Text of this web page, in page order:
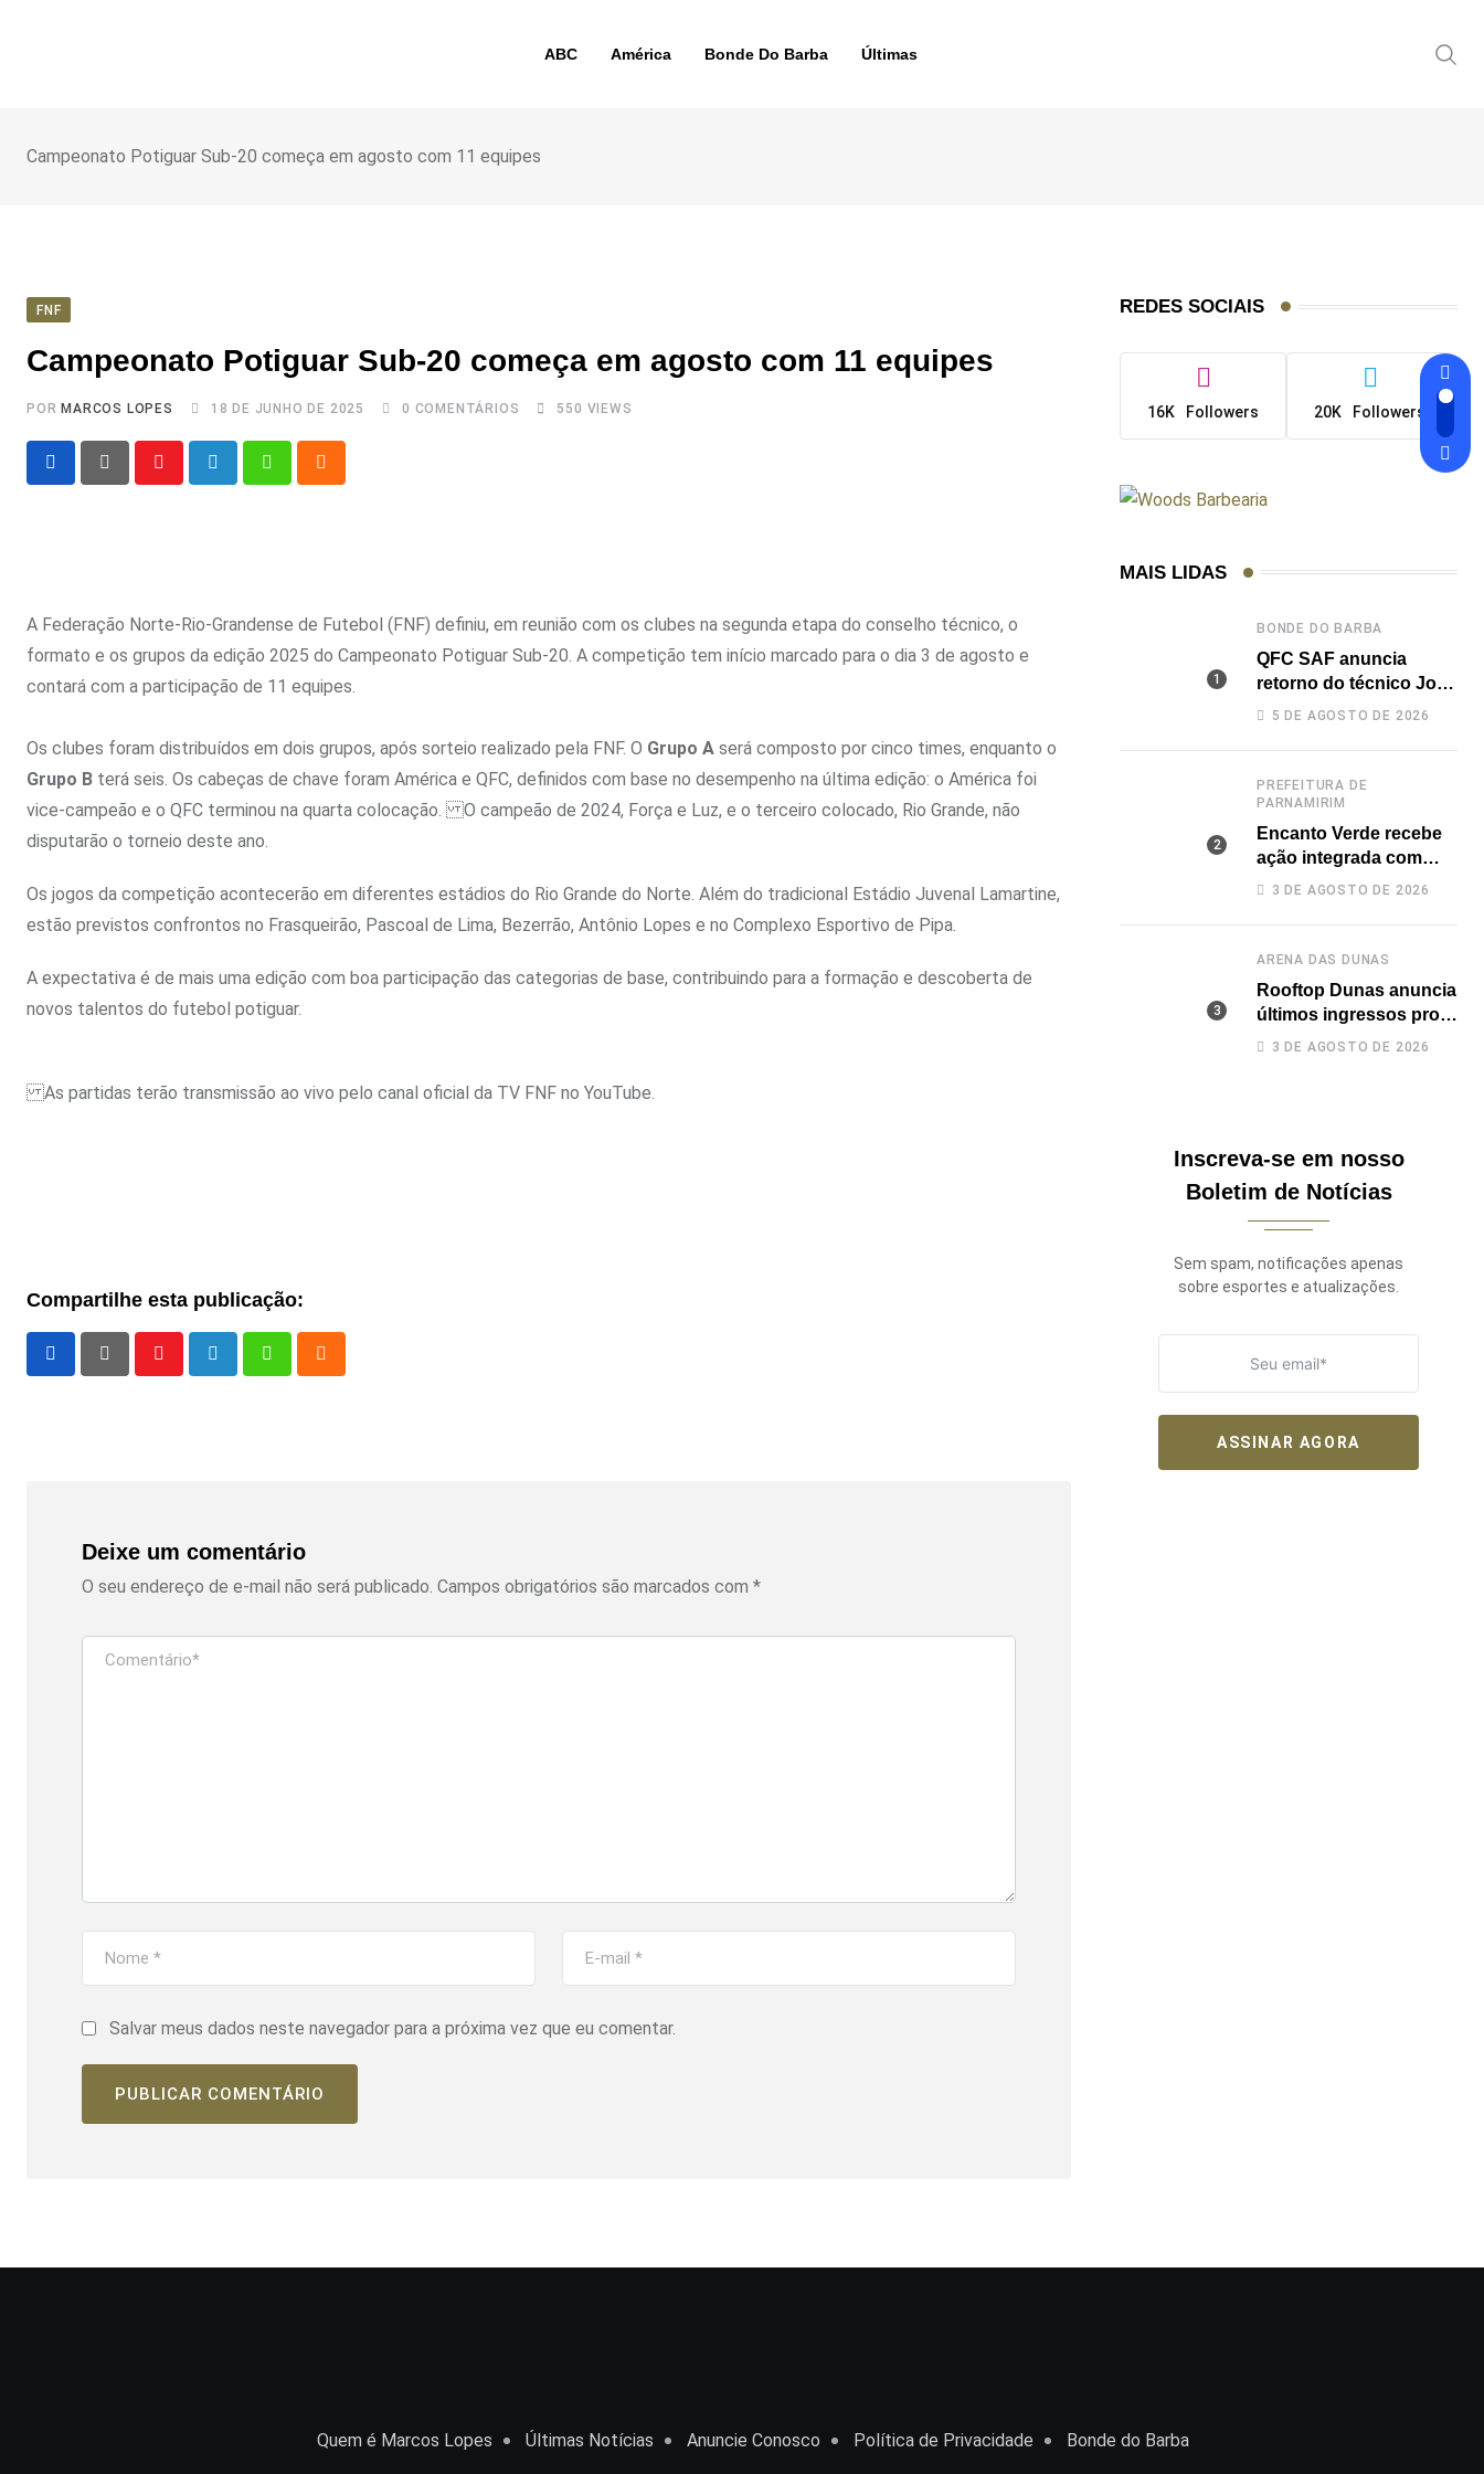
ABC América Bonde Do Barba Últimas
Campeonato Potiguar Sub-20 começa em agosto com 11 equipes
FNF
Campeonato Potiguar Sub-20 começa em agosto com 11 equipes
POR MARCOS LOPES 18 DE JUNHO DE 2025 0 COMENTÁRIOS 550 VIEWS
A Federação Norte-Rio-Grandense de Futebol (FNF) definiu, em reunião com os clubes na segunda etapa do conselho técnico, o
formato e os grupos da edição 2025 do Campeonato Potiguar Sub-20. A competição tem início marcado para o dia 3 de agosto e
contará com a participação de 11 equipes.
Os clubes foram distribuídos em dois grupos, após sorteio realizado pela FNF. O Grupo A será composto por cinco times, enquanto o
Grupo B terá seis. Os cabeças de chave foram América e QFC, definidos com base no desempenho na última edição: o América foi
vice-campeão e o QFC terminou na quarta colocação. O campeão de 2024, Força e Luz, e o terceiro colocado, Rio Grande, não
disputarão o torneio deste ano.
Os jogos da competição acontecerão em diferentes estádios do Rio Grande do Norte. Além do tradicional Estádio Juvenal Lamartine,
estão previstos confrontos no Frasqueirão, Pascoal de Lima, Bezerrão, Antônio Lopes e no Complexo Esportivo de Pipa.
A expectativa é de mais uma edição com boa participação das categorias de base, contribuindo para a formação e descoberta de
novos talentos do futebol potiguar.
As partidas terão transmissão ao vivo pelo canal oficial da TV FNF no YouTube.
Compartilhe esta publicação:
Deixe um comentário
O seu endereço de e-mail não será publicado. Campos obrigatórios são marcados com *
Salvar meus dados neste navegador para a próxima vez que eu comentar.
REDES SOCIAIS
16K Followers 20K Followers
MAIS LIDAS
BONDE DO BARBA
QFC SAF anuncia
retorno do técnico João
Paulo para a disputa da
Potiguar
5 DE AGOSTO DE 2026
PREFEITURA DE
PARNAMIRIM
Encanto Verde recebe
ação integrada com
diversos serviços
3 DE AGOSTO DE 2026
ARENA DAS DUNAS
Rooftop Dunas anuncia
últimos ingressos pro
TBT do Safadão com
3 DE AGOSTO DE 2026
Inscreva-se em nosso
Boletim de Notícias
Sem spam, notificações apenas
sobre esportes e atualizações.
ASSINAR AGORA
Quem é Marcos Lopes Últimas Notícias Anuncie Conosco Política de Privacidade Bonde do Barba